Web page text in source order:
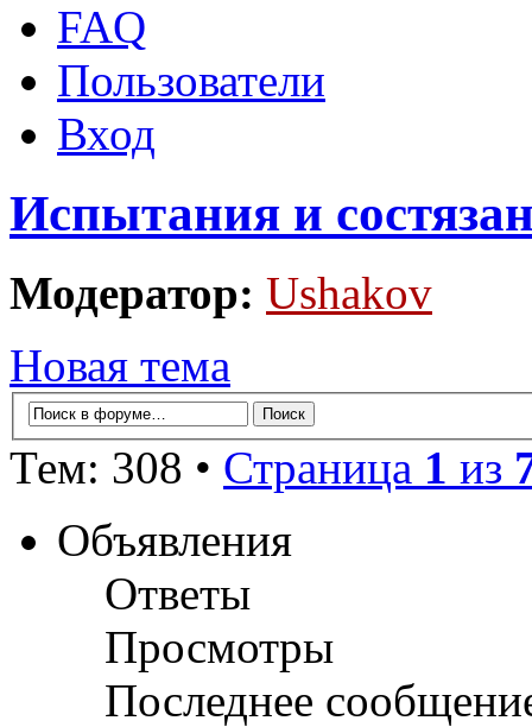
FAQ
Пользователи
Вход
Испытания и
Модератор: Ushakov
Новая тема
Тем: 308 • Страница 1 из
Объявления
Ответы
Просмотры
Последнее